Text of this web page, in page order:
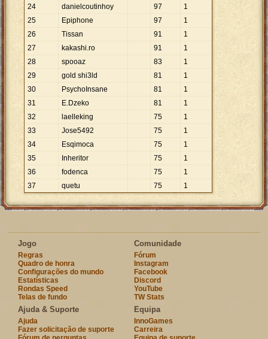
24
danielcoutinhoy 97
1
25
Epiphone 97
1
26
Tissan 91
1
27
kakashi.ro 91
1
28
spooaz 83
1
29
gold shi3ld 81
1
30
PsychoInsane 81
1
31
E.Dzeko 81
1
32
laelleking 75
1
33
Jose5492 75
1
34
Esqimoca 75
1
35
Inheritor 75
1
36
fodenca 75
1
37
quetu 75 1
Jogo
Regras
Quadro de honra
Configurações do mundo
Estatísticas
Rondas Speed
Telas de fundo
Comunidade
Fórum
Instagram
Facebook
Discord
YouTube
TW Stats
Ajuda & Suporte
Ajuda
Fazer solicitação de suporte
Equipa
InnoGames
Carreira